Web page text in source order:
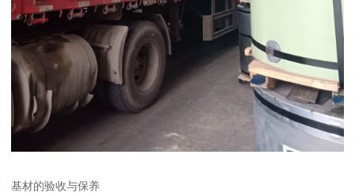
基材的验收与保养